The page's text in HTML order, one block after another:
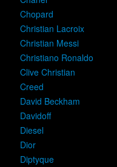
Chopard
Christian Lacroix
Christian Messi
Christiano Ronaldo
Clive Christian
Creed
David Beckham
Davidoff
Diesel
Dior
Diptyque